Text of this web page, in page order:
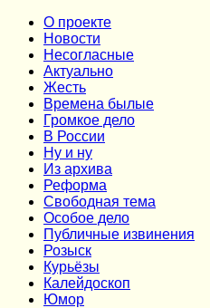
О проекте
Новости
Несогласные
Актуально
Жесть
Времена былые
Громкое дело
В России
Ну и ну
Из архива
Реформа
Cвободная тема
Особое дело
Публичные извинения
Розыск
Курьёзы
Калейдоскоп
Юмор